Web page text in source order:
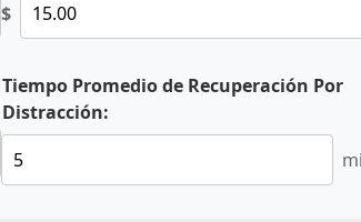
$
Tiempo Promedio de Recuperación Por
Distracción: